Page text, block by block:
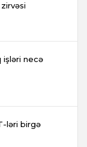
işləri necə
ləri birgə